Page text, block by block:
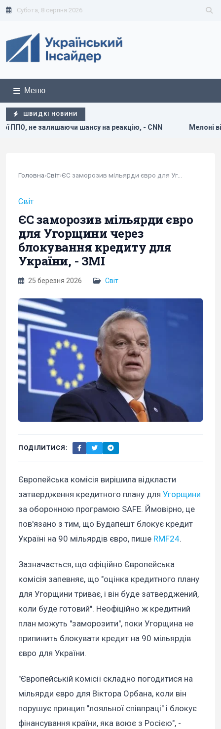
Субота, 8 серпня 2026
Меню
ШВИДКІ НОВИНИ
шансу на реакцію, - CNN Мелоні відреагувала на
Головна›Світ› ЄС заморозив мільярди євро для Угорщини через...
Світ
ЄС заморозив мільярди євро
для Угорщини через
блокування кредиту для
України, - ЗМІ
25 березня 2026 Світ
ПОДІЛИТИСЯ:
Європейська комісія вирішила відкласти
затвердження кредитного плану для Угорщини
за оборонною програмою SAFE. Ймовірно, це
пов'язано з тим, що Будапешт блокує кредит
Україні на 90 мільярдів євро, пише RMF24.
Зазначається, що офіційно Європейська
комісія запевняє, що "оцінка кредитного плану
для Угорщини триває, і він буде затверджений,
коли буде готовий". Неофіційно ж кредитний
план можуть "заморозити", поки Угорщина не
припинить блокувати кредит на 90 мільярдів
євро для України.
"Європейській комісії складно погодитися на
мільярди євро для Віктора Орбана, коли він
порушує принцип "лояльної співпраці" і блокує
фінансування країни, яка воює з Росією", -